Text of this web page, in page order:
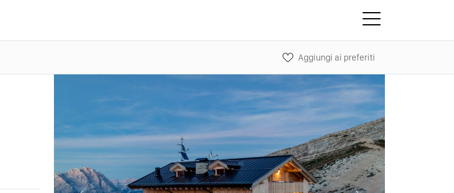
Aggiungi ai preferiti